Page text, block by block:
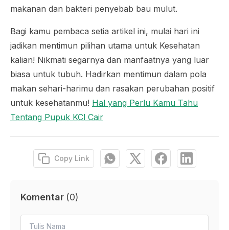
makanan dan bakteri penyebab bau mulut.
Bagi kamu pembaca setia artikel ini, mulai hari ini
jadikan mentimun pilihan utama untuk Kesehatan
kalian! Nikmati segarnya dan manfaatnya yang luar
biasa untuk tubuh. Hadirkan mentimun dalam pola
makan sehari-harimu dan rasakan perubahan positif
untuk kesehatanmu! Hal yang Perlu Kamu Tahu
Tentang Pupuk KCl Cair
Copy Link
Komentar (0)